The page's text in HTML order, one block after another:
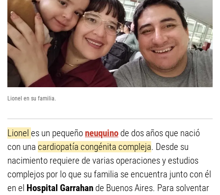
Lionel en su familia.
Lionel es un pequeño neuquino de dos años que nació
con una cardiopatía congénita compleja. Desde su
nacimiento requiere de varias operaciones y estudios
complejos por lo que su familia se encuentra junto con él
en el Hospital Garrahan de Buenos Aires. Para solventar